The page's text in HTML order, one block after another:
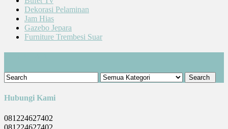
Dekorasi Pelaminan
Jam Hias
Gazebo Jepara
Furniture Trembesi Suar
Hubungi Kami
081224627402
081224627402